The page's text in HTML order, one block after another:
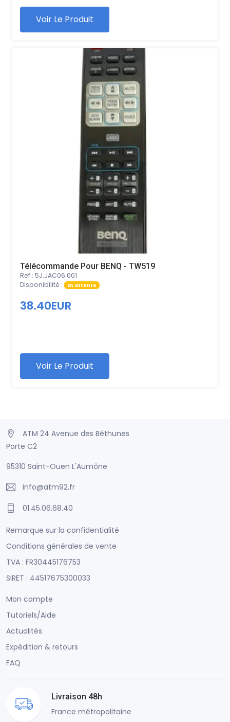
Voir Le Produit
Télécommande Pour BENQ - TW519
Ref : 5J.JAC06.001
Disponibilité :
En attente
38.40EUR
Voir Le Produit
ATM 24 Avenue des Béthunes
Porte C2
95310 Saint-Ouen L'Aumône
info@atm92.fr
01.45.06.68.40
Remarque sur la confidentialité
Conditions générales de vente
TVA : FR30445176753
SIRET : 44517675300033
Mon compte
Tutoriels/Aide
Actualités
Expédition & retours
FAQ
Livraison 48h
France métropolitaine